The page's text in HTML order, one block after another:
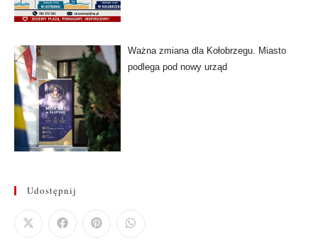
Ważna zmiana dla Kołobrzegu. Miasto
podlega pod nowy urząd
Udostępnij